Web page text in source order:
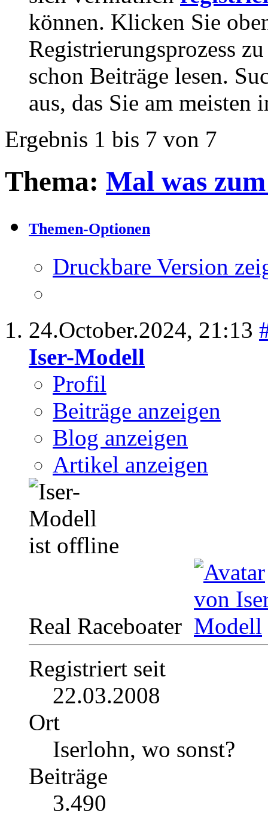
können. Klicken Sie
Registrierungsprozess
schon Beiträge lesen.
aus, das Sie am meisten
Ergebnis 1 bis 7 von 7
Thema: Mal was
Themen-Optionen
Druckbare Version
24.October.2024, 21:13
Iser-Modell
Profil
Beiträge anzeigen
Blog anzeigen
Artikel anzeigen
Real Raceboater
Registriert seit
22.03.2008
Ort
Iserlohn, wo sonst?
Beiträge
3.490